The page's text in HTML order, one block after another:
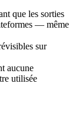
que les sorties
— même
sur
aucune
utilisée